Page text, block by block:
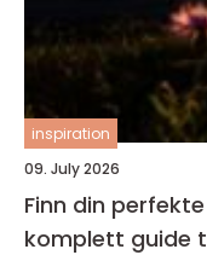
inspiration
09. July 2026
Finn din
komplett guide